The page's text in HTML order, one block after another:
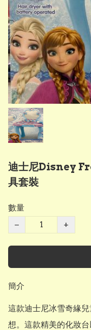
迪士尼Disney
具套裝
數量
−
+
簡介
這款迪士尼冰雪奇緣
想。這款精美的化妝